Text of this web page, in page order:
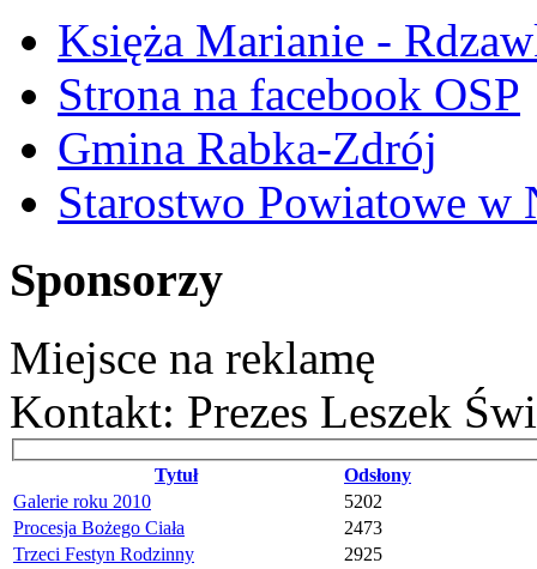
Księża Marianie -
Strona na facebook OSP
Gmina Rabka-Zdrój
Starostwo Powiatowe w
Sponsorzy
Miejsce na reklamę
Kontakt: Prezes Leszek
Tytuł
Odsłony
Galerie roku 2010
5202
Procesja Bożego Ciała
2473
Trzeci Festyn Rodzinny
2925